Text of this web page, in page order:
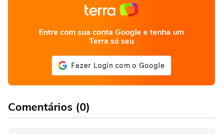
Entre com sua conta Google e tenha um
Terra só seu
Comentários (0)